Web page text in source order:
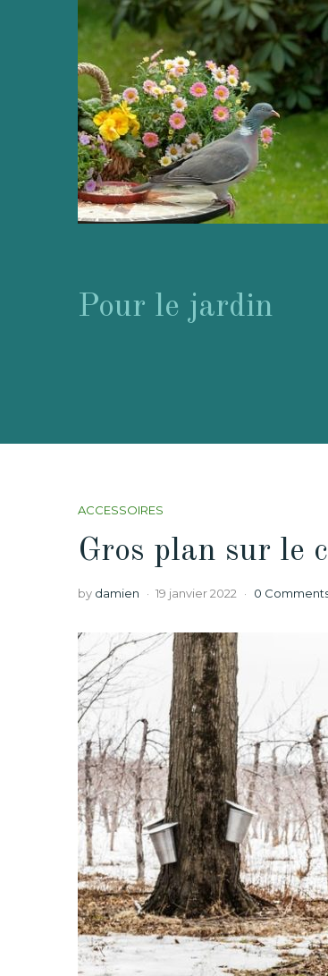
Pour le jardin
ACCESSOIRES
Gros plan sur le
by damien 19 janvier 2022 0